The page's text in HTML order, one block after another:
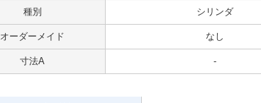
種別 シリンダ
オーダーメイド なし
寸法A -